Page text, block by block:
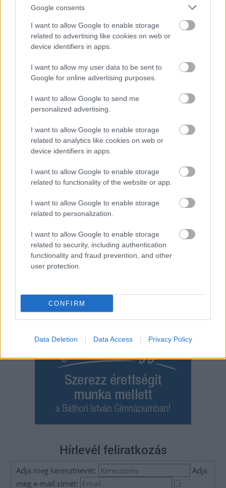
Google consents
I want to allow Google to enable storage
related to advertising like cookies on web or
device identifiers in apps.
I want to allow my user data to be sent to
Google for online advertising purposes.
I want to allow Google to send me
personalized advertising.
I want to allow Google to enable storage
related to analytics like cookies on web or
device identifiers in apps.
I want to allow Google to enable storage
related to functionality of the website or app.
I want to allow Google to enable storage
related to personalization.
I want to allow Google to enable storage
related to security, including authentication
functionality and fraud prevention, and other
user protection.
CONFIRM
Data Deletion Data Access Privacy Policy
Szolnoki életkép: a játszótér és környéke
2024.06.08. Kiss Lajos
gyomnövények sem
nyújtanak éppen szép
látványt éppen a
gyerekek játszótere
nagyobb gond is akad,
ha kicsit körülnézünk.
És ez csak a jéghegy csúcsa.
TOVÁBB OLVASOM
Szolnok állapot gaz gyomnövény,járda játszótér környék
városvezetés
Bejegyzés
navigáció
Régebbi bejegyzések
Hírlevél feliratkozás
Adja meg keresztnevét:
Adja
meg e-mail címét: